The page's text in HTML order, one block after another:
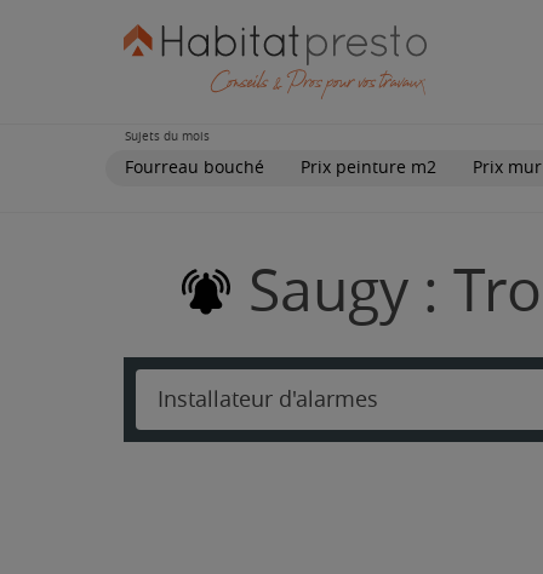
Sujets du mois
Fourreau bouché Prix peinture m2 Prix
Saugy :
Installateur d'alarmes